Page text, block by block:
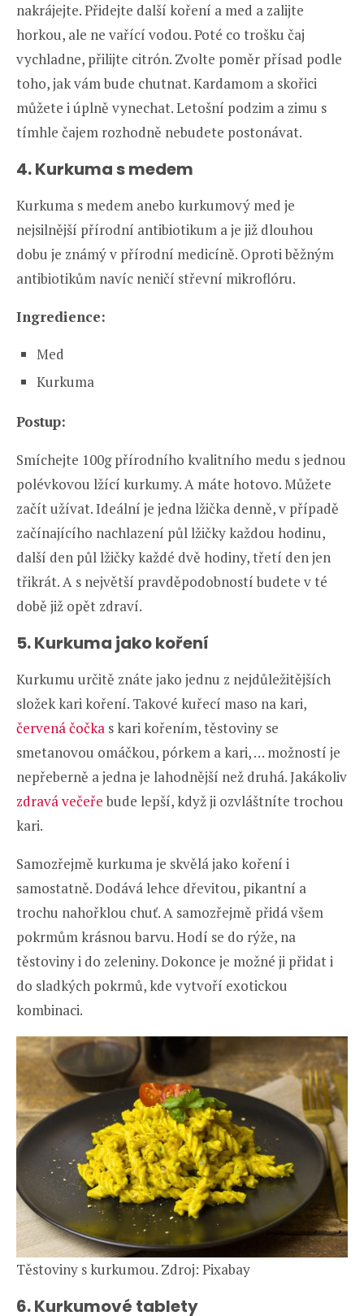
nakrájejte. Přidejte další koření a med a zalijte
horkou, ale ne vařící vodou. Poté co trošku čaj
vychladne, přilijte citrón. Zvolte poměr přísad podle
toho, jak vám bude chutnat. Kardamom a skořici
můžete i úplně vynechat. Letošní podzim a zimu s
tímhle čajem rozhodně nebudete postonávat.
4. Kurkuma s medem
Kurkuma s medem anebo kurkumový med je
nejsilnější přírodní antibiotikum a je již dlouhou
dobu je známý v přírodní medicíně. Oproti běžným
antibiotikům navíc neničí střevní mikroflóru.
Ingredience:
Med
Kurkuma
Postup:
Smíchejte 100g přírodního kvalitního medu s jednou
polévkovou lžící kurkumy. A máte hotovo. Můžete
začít užívat. Ideální je jedna lžička denně, v případě
začínajícího nachlazení půl lžičky každou hodinu,
další den půl lžičky každé dvě hodiny, třetí den jen
třikrát. A s největší pravděpodobností budete v té
době již opět zdraví.
5. Kurkuma jako koření
Kurkumu určitě znáte jako jednu z nejdůležitějších
složek kari koření. Takové kuřecí maso na kari,
červená čočka s kari kořením, těstoviny se
smetanovou omáčkou, pórkem a kari, … možností je
nepřeberně a jedna je lahodnější než druhá. Jakákoliv
zdravá večeře bude lepší, když ji ozvláštníte trochou
kari.
Samozřejmě kurkuma je skvělá jako koření i
samostatně. Dodává lehce dřevitou, pikantní a
trochu nahořklou chuť. A samozřejmě přidá všem
pokrmům krásnou barvu. Hodí se do rýže, na
těstoviny i do zeleniny. Dokonce je možné ji přidat i
do sladkých pokrmů, kde vytvoří exotickou
kombinaci.
Těstoviny s kurkumou. Zdroj: Pixabay
6. Kurkumové tablety